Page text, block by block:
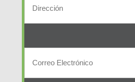
electrónico